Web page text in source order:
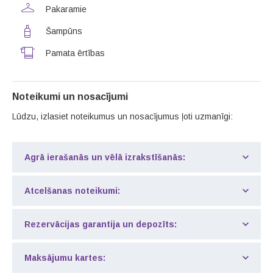
Pakaramie
Šampūns
Pamata ērtības
Noteikumi un nosacījumi
Lūdzu, izlasiet noteikumus un nosacījumus ļoti uzmanīgi:
Agrā ierašanās un vēlā izrakstīšanās:
Atcelšanas noteikumi:
Rezervācijas garantija un depozīts:
Maksājumu kartes: